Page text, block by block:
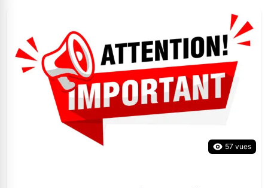
57 vues